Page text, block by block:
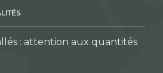
: attention aux quantités